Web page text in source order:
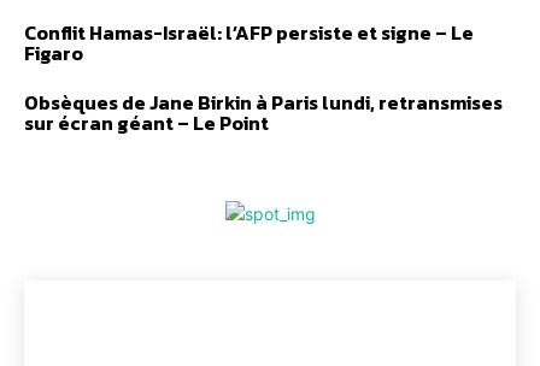
Conflit Hamas-Israël: l’AFP persiste et signe – Le
Figaro
Obsèques de Jane Birkin à Paris lundi, retransmises
sur écran géant – Le Point